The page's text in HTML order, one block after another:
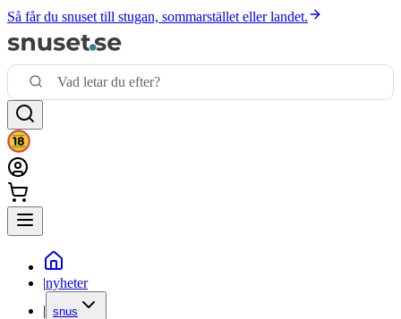
Så får du snuset till stugan, sommarstället eller landet.
|nyheter
| snus